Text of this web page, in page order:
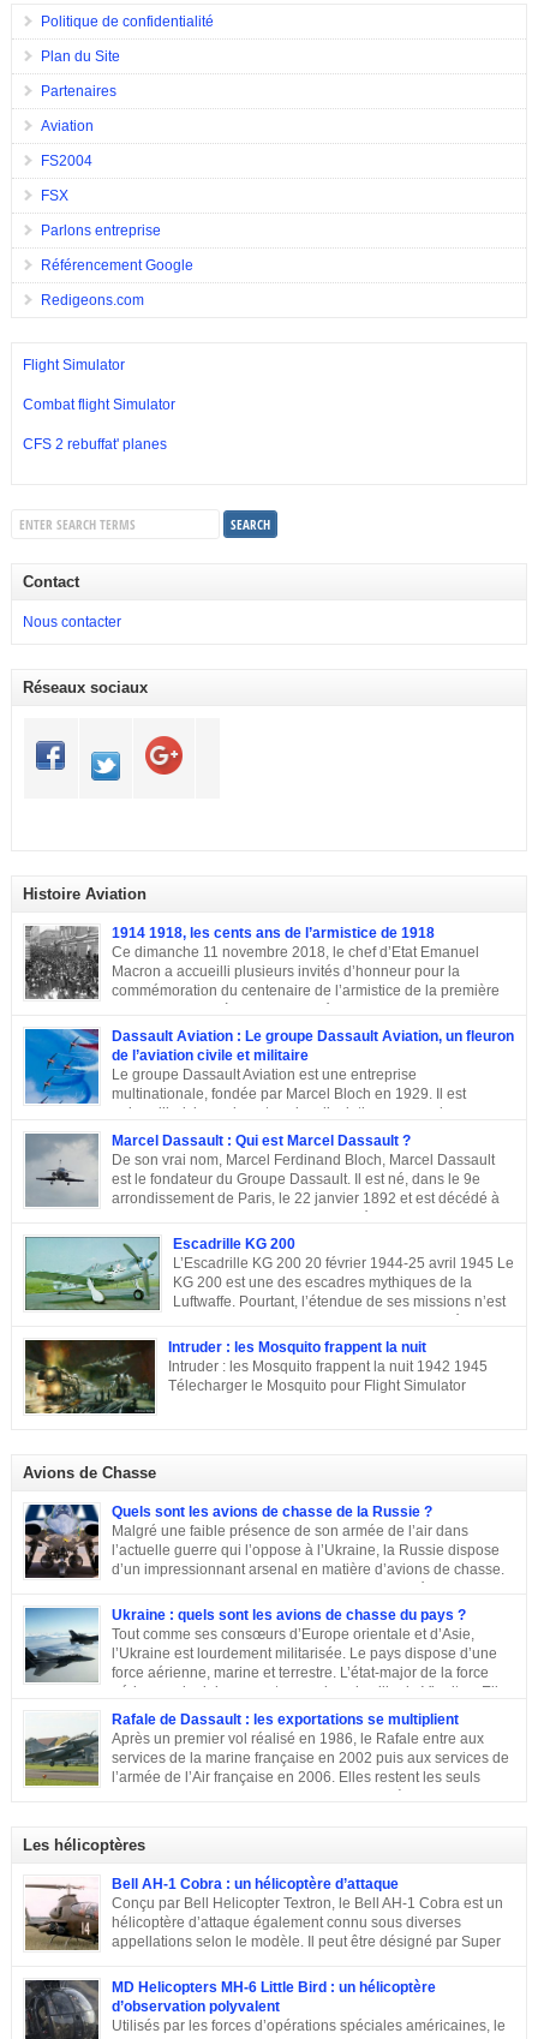
Politique de confidentialité
Plan du Site
Partenaires
Aviation
FS2004
FSX
Parlons entreprise
Référencement Google
Redigeons.com
Flight Simulator
Combat flight Simulator
CFS 2 rebuffat' planes
Contact
Nous contacter
Réseaux sociaux
Histoire Aviation
1914 1918, les cents ans de l’armistice de 1918
Ce dimanche 11 novembre 2018, le chef d’Etat Emanuel
Macron a accueilli plusieurs invités d’honneur pour la
commémoration du centenaire de l’armistice de la première
et dirigeants ont célébré la cérémonie des cents ans de l’armistice de 1918.
Après une semaine mémorielle les célébrations se sont poursuivies par
une commémoraison à l’Arc de triomphe et un discours du président
Emmanuel Macron.
Dassault Aviation : Le groupe Dassault Aviation, un fleuron
de l’aviation civile et militaire
Le groupe Dassault Aviation est une entreprise
multinationale, fondée par Marcel Bloch en 1929. Il est
aujourd’hui, la seule entreprise d’aviation au monde, encore
entre les mains de la famille de son fondateur et qui porte encore son nom,
Marcel Bloch ayant changé son nom en Dassault en 1946. Retour sur le
parcours de ce fleuron de l’aviation civile et militaire. De la première guerre
mondiale à la Course aux Armements Au début de la première guerre
mondiale, Marcel Bloch a créé la Société d’études aéronautiques avec son
Marcel Dassault : Qui est Marcel Dassault ?
De son vrai nom, Marcel Ferdinand Bloch, Marcel Dassault
est le fondateur du Groupe Dassault. Il est né, dans le 9e
arrondissement de Paris, le 22 janvier 1892 et est décédé à
Neuilly-sur-Seine, le 17 avril 1986. Ingénieur de talent, il a
également été un entrepreneur et un homme politique français. Enfance et
famille de Marcel Dassault Dernier enfant d’Adolphe Bloch et de Noémie
Allatini, Marcel avait trois frères ainés. Le premier est mort à son jeune âge,
le second, Darius Paul Bloch est devenu générale d’armée et le troisième,
René était chirurgien à Paris avant d’être exécuté en déportation […]
Escadrille KG 200
L’Escadrille KG 200 20 février 1944-25 avril 1945 Le
KG 200 est une des escadres mythiques de la
Luftwaffe. Pourtant, l’étendue de ses missions n’est
pas toujours connue, et cette escadre peut évoquer
des missions très différentes selon les centres d’intérêts : patrouille
maritime, Mistel ou missions secrètes. Partons du commencement : le nom.
La désignation KG 200, KampfGeschwader 200, signifie littéralement »
escadre de combat n°200 « . » Escadre de combat « , c’est un peu vague.
Donc il n’y a pas a priori de limites aux missions du KG 200, sous cette
Intruder : les Mosquito frappent la nuit
Intruder : les Mosquito frappent la nuit 1942 1945
Télecharger le Mosquito pour Flight Simulator
Avions de Chasse
Quels sont les avions de chasse de la Russie ?
Malgré une faible présence de son armée de l’air dans
l’actuelle guerre qui l’oppose à l’Ukraine, la Russie dispose
d’un impressionnant arsenal en matière d’avions de chasse.
ensemble les principaux moyens dont dispose sa force aérienne.
Ukraine : quels sont les avions de chasse du pays ?
Tout comme ses consœurs d’Europe orientale et d’Asie,
l’Ukraine est lourdement militarisée. Le pays dispose d’une
force aérienne, marine et terrestre. L’état-major de la force
aérienne ukrainienne se trouve dans la ville de Vinnitsa. Elle
est équipée en majorité d’avions de fabrication soviétique. Parmi les
républiques socialistes soviétiques, l’Ukraine élabore l’une des plus
stratégiques. D’après les statistiques de 2014, l’armée de l’air ukrainienne
et les forces de défense aérienne contiennent environ 43 000 personnes et
247 avions. L’armée ukrainienne se divise en trois commandements
Rafale de Dassault : les exportations se multiplient
Après un premier vol réalisé en 1986, le Rafale entre aux
services de la marine française en 2002 puis aux services de
l’armée de l’Air française en 2006. Elles restent les seuls
exploitants du chasseur français pendant près de 10 ans. En
que le succès viendra bientôt. Quatre ans plus tard, les premières
commandes étrangères sont signées et depuis, le constructeur multiplie les
exportations. Tour d’horizon sur les exportations du Rafale …
Les hélicoptères
Bell AH-1 Cobra : un hélicoptère d’attaque
Conçu par Bell Helicopter Textron, le Bell AH-1 Cobra est un
hélicoptère d’attaque également connu sous diverses
appellations selon le modèle. Il peut être désigné par Super
Cobra, Snake ou encore Viper. Le modèle premier était doté de la même
motorisation, de la même transmission et du même rotor principal que le
Bell UH-1 Iroquois. Cet appareil a effectué son premier vol en septembre
MD Helicopters MH-6 Little Bird : un hélicoptère
d’observation polyvalent
Utilisés par les forces d’opérations spéciales américaines, le